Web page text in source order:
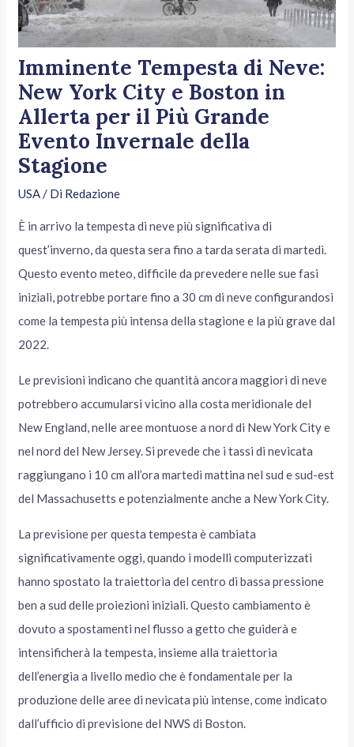
Imminente Tempesta di Neve:
New York City e Boston in
Allerta per il Più Grande
Evento Invernale della
Stagione
USA/ Di Redazione
È in arrivo la tempesta di neve più significativa di
quest’inverno, da questa sera fino a tarda serata di martedì.
Questo evento meteo, difficile da prevedere nelle sue fasi
iniziali, potrebbe portare fino a 30 cm di neve configurandosi
come la tempesta più intensa della stagione e la più grave dal
2022.
Le previsioni indicano che quantità ancora maggiori di neve
potrebbero accumularsi vicino alla costa meridionale del
New England, nelle aree montuose a nord di New York City e
nel nord del New Jersey. Si prevede che i tassi di nevicata
raggiungano i 10 cm all’ora martedì mattina nel sud e sud-est
del Massachusetts e potenzialmente anche a New York City.
La previsione per questa tempesta è cambiata
significativamente oggi, quando i modelli computerizzati
hanno spostato la traiettoria del centro di bassa pressione
ben a sud delle proiezioni iniziali. Questo cambiamento è
dovuto a spostamenti nel flusso a getto che guiderà e
intensificherà la tempesta, insieme alla traiettoria
dell’energia a livello medio che è fondamentale per la
produzione delle aree di nevicata più intense, come indicato
dall’ufficio di previsione del NWS di Boston.